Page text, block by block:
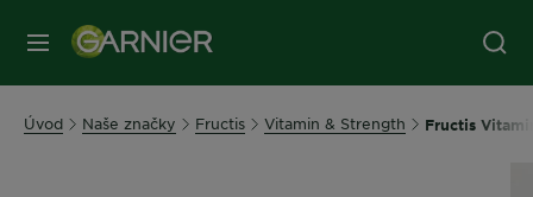
Úvod Naše značky Fructis Vitamin & Strength Fructis